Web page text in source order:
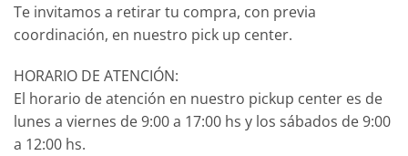
Te invitamos a retirar tu compra, con previa
coordinación, en nuestro pick up center.
HORARIO DE ATENCIÓN:
El horario de atención en nuestro pickup center es de
lunes a viernes de 9:00 a 17:00 hs y los sábados de 9:00
a 12:00 hs.